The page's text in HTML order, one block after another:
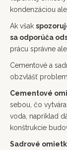
kondenzáciou
Ak však
sa odporúča
prácu správne
Cementové a
obzvlášť
Cementové
sebou, čo
voda, napríklad
konštrukcie
Sadrové